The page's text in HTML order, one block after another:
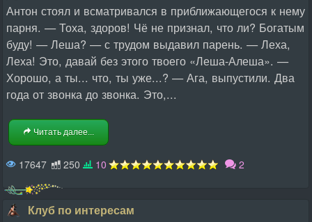
Антон стоял и всматривался в приближающегося к нему
парня. — Тоха, здоров! Чё не признал, что ли? Богатым
буду! — Леша? — с трудом выдавил парень. — Леха,
Леха! Это, давай без этого твоего «Леша-Алеша». —
Хорошо, а ты... что, ты уже...? — Ага, выпустили. Два
года от звонка до звонка. Это,...
Читать далее...
17647 250 10 2
Клуб по интересам